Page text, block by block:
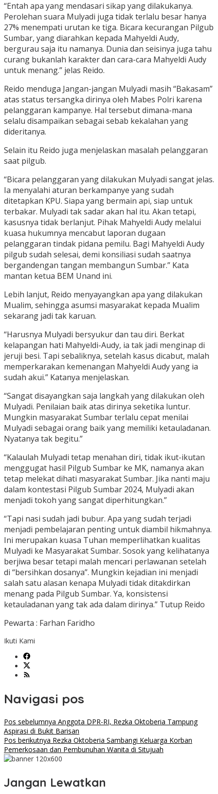
“Entah apa yang mendasari sikap yang dilakukanya.
Perolehan suara Mulyadi juga tidak terlalu besar hanya
27% menempati urutan ke tiga. Bicara kecurangan Pilgub
Sumbar, yang diarahkan kepada Mahyeldi Audy,
bergurau saja itu namanya. Dunia dan seisinya juga tahu
curang bukanlah karakter dan cara-cara Mahyeldi Audy
untuk menang.” jelas Reido.
Reido menduga Jangan-jangan Mulyadi masih “Bakasam”
atas status tersangka dirinya oleh Mabes Polri karena
pelanggaran kampanye. Hal tersebut dimana-mana
selalu disampaikan sebagai sebab kekalahan yang
dideritanya.
Selain itu Reido juga menjelaskan masalah pelanggaran
saat pilgub.
“Bicara pelanggaran yang dilakukan Mulyadi sangat jelas.
Ia menyalahi aturan berkampanye yang sudah
ditetapkan KPU. Siapa yang bermain api, siap untuk
terbakar. Mulyadi tak sadar akan hal itu. Akan tetapi,
kasusnya tidak berlanjut. Pihak Mahyeldi Audy melalui
kuasa hukumnya mencabut laporan dugaan
pelanggaran tindak pidana pemilu. Bagi Mahyeldi Audy
pilgub sudah selesai, demi konsiliasi sudah saatnya
bergandengan tangan membangun Sumbar.” Kata
mantan ketua BEM Unand ini.
Lebih lanjut, Reido menyayangkan apa yang dilakukan
Mualim, sehingga asumsi masyarakat kepada Mualim
sekarang jadi tak karuan.
“Harusnya Mulyadi bersyukur dan tau diri. Berkat
kelapangan hati Mahyeldi-Audy, ia tak jadi menginap di
jeruji besi. Tapi sebaliknya, setelah kasus dicabut, malah
memperkarakan kemenangan Mahyeldi Audy yang ia
sudah akui.” Katanya menjelaskan.
“Sangat disayangkan saja langkah yang dilakukan oleh
Mulyadi. Penilaian baik atas dirinya seketika luntur.
Mungkin masyarakat Sumbar terlalu cepat menilai
Mulyadi sebagai orang baik yang memiliki ketauladanan.
Nyatanya tak begitu.”
“Kalaulah Mulyadi tetap menahan diri, tidak ikut-ikutan
menggugat hasil Pilgub Sumbar ke MK, namanya akan
tetap melekat dihati masyarakat Sumbar. Jika nanti maju
dalam kontestasi Pilgub Sumbar 2024, Mulyadi akan
menjadi tokoh yang sangat diperhitungkan.”
“Tapi nasi sudah jadi bubur. Apa yang sudah terjadi
menjadi pembelajaran penting untuk diambil hikmahnya.
Ini merupakan kuasa Tuhan memperlihatkan kualitas
Mulyadi ke Masyarakat Sumbar. Sosok yang kelihatanya
berjiwa besar tetapi malah mencari perlawanan setelah
di “bersihkan dosanya”. Mungkin kejadian ini menjadi
salah satu alasan kenapa Mulyadi tidak ditakdirkan
menang pada Pilgub Sumbar. Ya, konsistensi
ketauladanan yang tak ada dalam dirinya.” Tutup Reido
Pewarta : Farhan Faridho
Ikuti Kami
Navigasi pos
Pos sebelumnya Anggota DPR-RI, Rezka Oktoberia Tampung
Aspirasi di Bukit Barisan
Pos berikutnya Rezka Oktoberia Sambangi Keluarga Korban
Pemerkosaan dan Pembunuhan Wanita di Situjuah
Jangan Lewatkan